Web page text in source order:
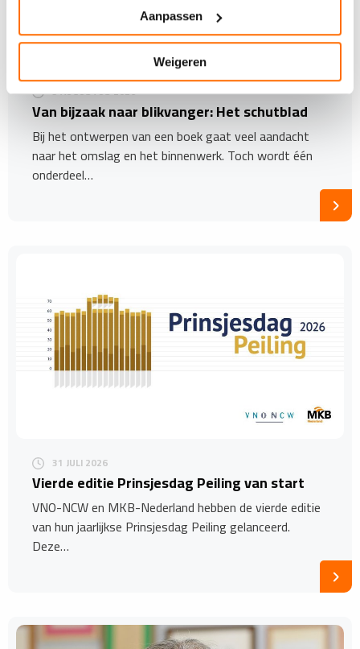
Aanpassen
Weigeren
3 AUGUSTUS 2026
Van bijzaak naar blikvanger: Het schutblad
Bij het ontwerpen van een boek gaat veel aandacht
naar het omslag en het binnenwerk. Toch wordt één
onderdeel…
31 JULI 2026
Vierde editie Prinsjesdag Peiling van start
VNO-NCW en MKB-Nederland hebben de vierde editie
van hun jaarlijkse Prinsjesdag Peiling gelanceerd.
Deze…